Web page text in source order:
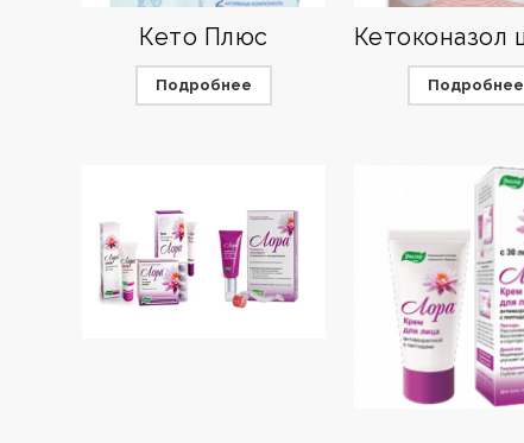
Кето Плюс
Подробнее Подробнее